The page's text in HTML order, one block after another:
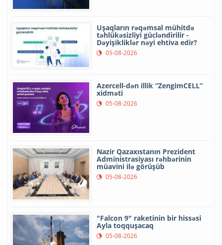
Uşaqların rəqəmsal mühitdə
təhlükəsizliyi gücləndirilir -
Dəyişikliklər nəyi ehtiva edir?
05-08-2026
Azercell-dən illik “ZengimCELL”
xidməti
05-08-2026
Nazir Qazaxıstanın Prezident
Administrasiyası rəhbərinin
müavini ilə görüşüb
05-08-2026
"Falcon 9" raketinin bir hissəsi
Ayla toqquşacaq
05-08-2026